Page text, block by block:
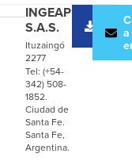
INGEAP
S.A.S.
Ituzaingó
2277
Tel: (+54-
342) 508-
1852.
Ciudad de
Santa Fe.
Santa Fe,
Argentina.